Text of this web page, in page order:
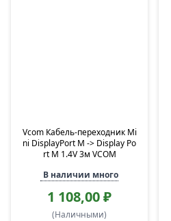
Vcom Кабель-переходник Mi
ni DisplayPort M -> Display Po
rt M 1.4V 3м VCOM
В наличии много
1 108,00 ₽
(Наличными)